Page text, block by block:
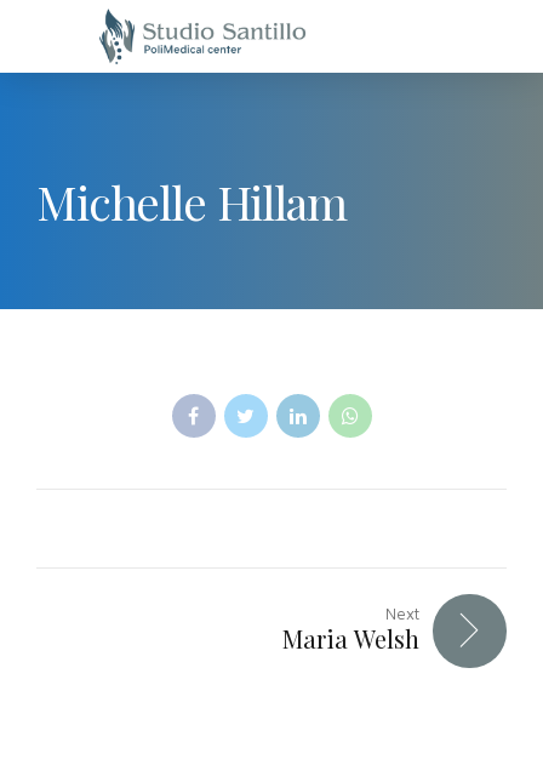
Michelle Hillam
Next
Maria Welsh